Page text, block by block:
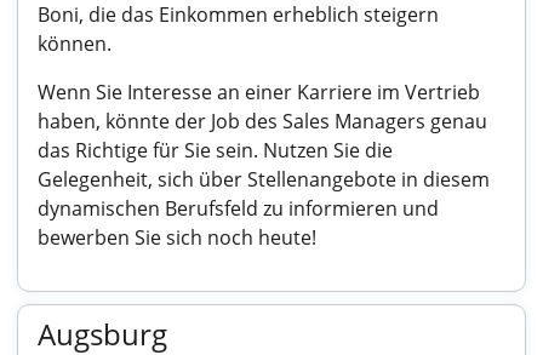
Boni, die das Einkommen erheblich steigern
können.
Wenn Sie Interesse an einer Karriere im Vertrieb
haben, könnte der Job des Sales Managers genau
das Richtige für Sie sein. Nutzen Sie die
Gelegenheit, sich über Stellenangebote in diesem
dynamischen Berufsfeld zu informieren und
bewerben Sie sich noch heute!
Augsburg